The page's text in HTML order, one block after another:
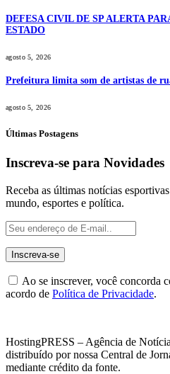
DEFESA CIVIL DE SP ALERTA
ESTADO
agosto 5, 2026
Prefeitura limita som de artistas de
agosto 5, 2026
Últimas Postagens
Inscreva-se para Novidades
Receba as últimas notícias
mundo, esportes e política.
Ao se inscrever, você concorda
acordo de Política de Privacidade.
HostingPRESS – Agência de
distribuído por nossa Central de
mediante crédito da fonte.